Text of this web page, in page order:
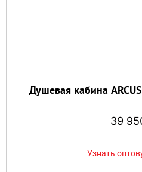
Душевая кабина
39
Узнать